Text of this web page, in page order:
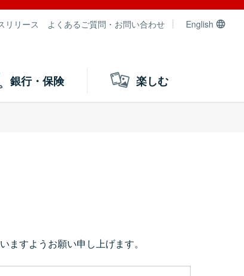
リリース よくあるご質問・お問い合わせ English
銀行・保険 楽しむ
すようお願い申し上げます。